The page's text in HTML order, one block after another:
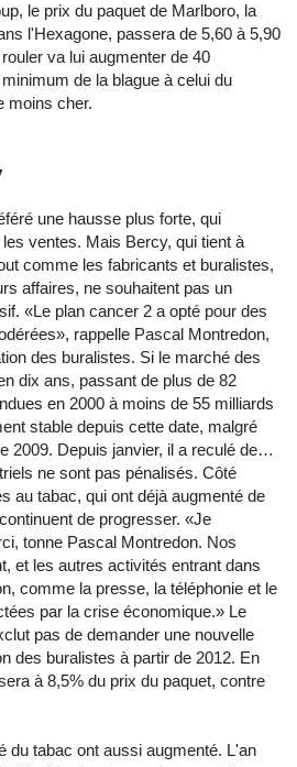
le prix du paquet de Marlboro, la
l'Hexagone, passera de 5,60 à 5,90
va lui augmenter de 40
de la blague à celui du
moins cher.
une hausse plus forte, qui
ventes. Mais Bercy, qui tient à
comme les fabricants et buralistes,
affaires, ne souhaitent pas un
«Le plan cancer 2 a opté pour des
rappelle Pascal Montredon,
des buralistes. Si le marché des
dix ans, passant de plus de 82
en 2000 à moins de 55 milliards
stable depuis cette date, malgré
2009. Depuis janvier, il a reculé de…
ne sont pas pénalisés. Côté
au tabac, qui ont déjà augmenté de
de progresser. «Je
tonne Pascal Montredon. Nos
et les autres activités entrant dans
comme la presse, la téléphonie et le
par la crise économique.» Le
pas de demander une nouvelle
des buralistes à partir de 2012. En
à 8,5% du prix du paquet, contre
du tabac ont aussi augmenté. L'an